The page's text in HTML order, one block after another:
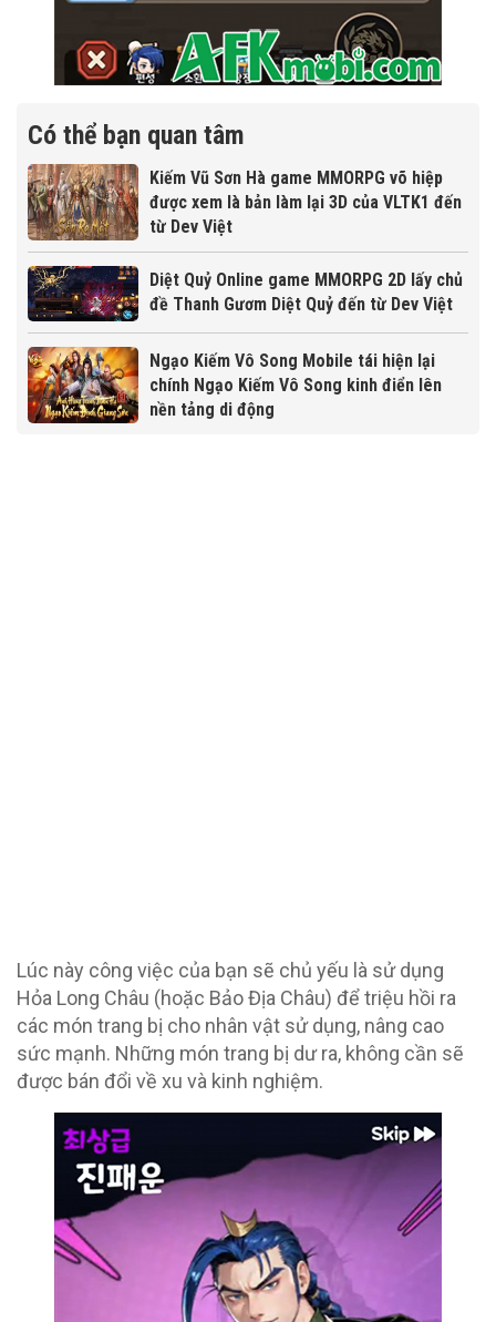
Có thể bạn quan tâm
Kiếm Vũ Sơn Hà game MMORPG võ hiệp
được xem là bản làm lại 3D của VLTK1 đến
từ Dev Việt
Diệt Quỷ Online game MMORPG 2D lấy chủ
đề Thanh Gươm Diệt Quỷ đến từ Dev Việt
Ngạo Kiếm Vô Song Mobile tái hiện lại
chính Ngạo Kiếm Vô Song kinh điển lên
nền tảng di động
Lúc này công việc của bạn sẽ chủ yếu là sử dụng
Hỏa Long Châu (hoặc Bảo Địa Châu) để triệu hồi ra
các món trang bị cho nhân vật sử dụng, nâng cao
sức mạnh. Những món trang bị dư ra, không cần sẽ
được bán đổi về xu và kinh nghiệm.